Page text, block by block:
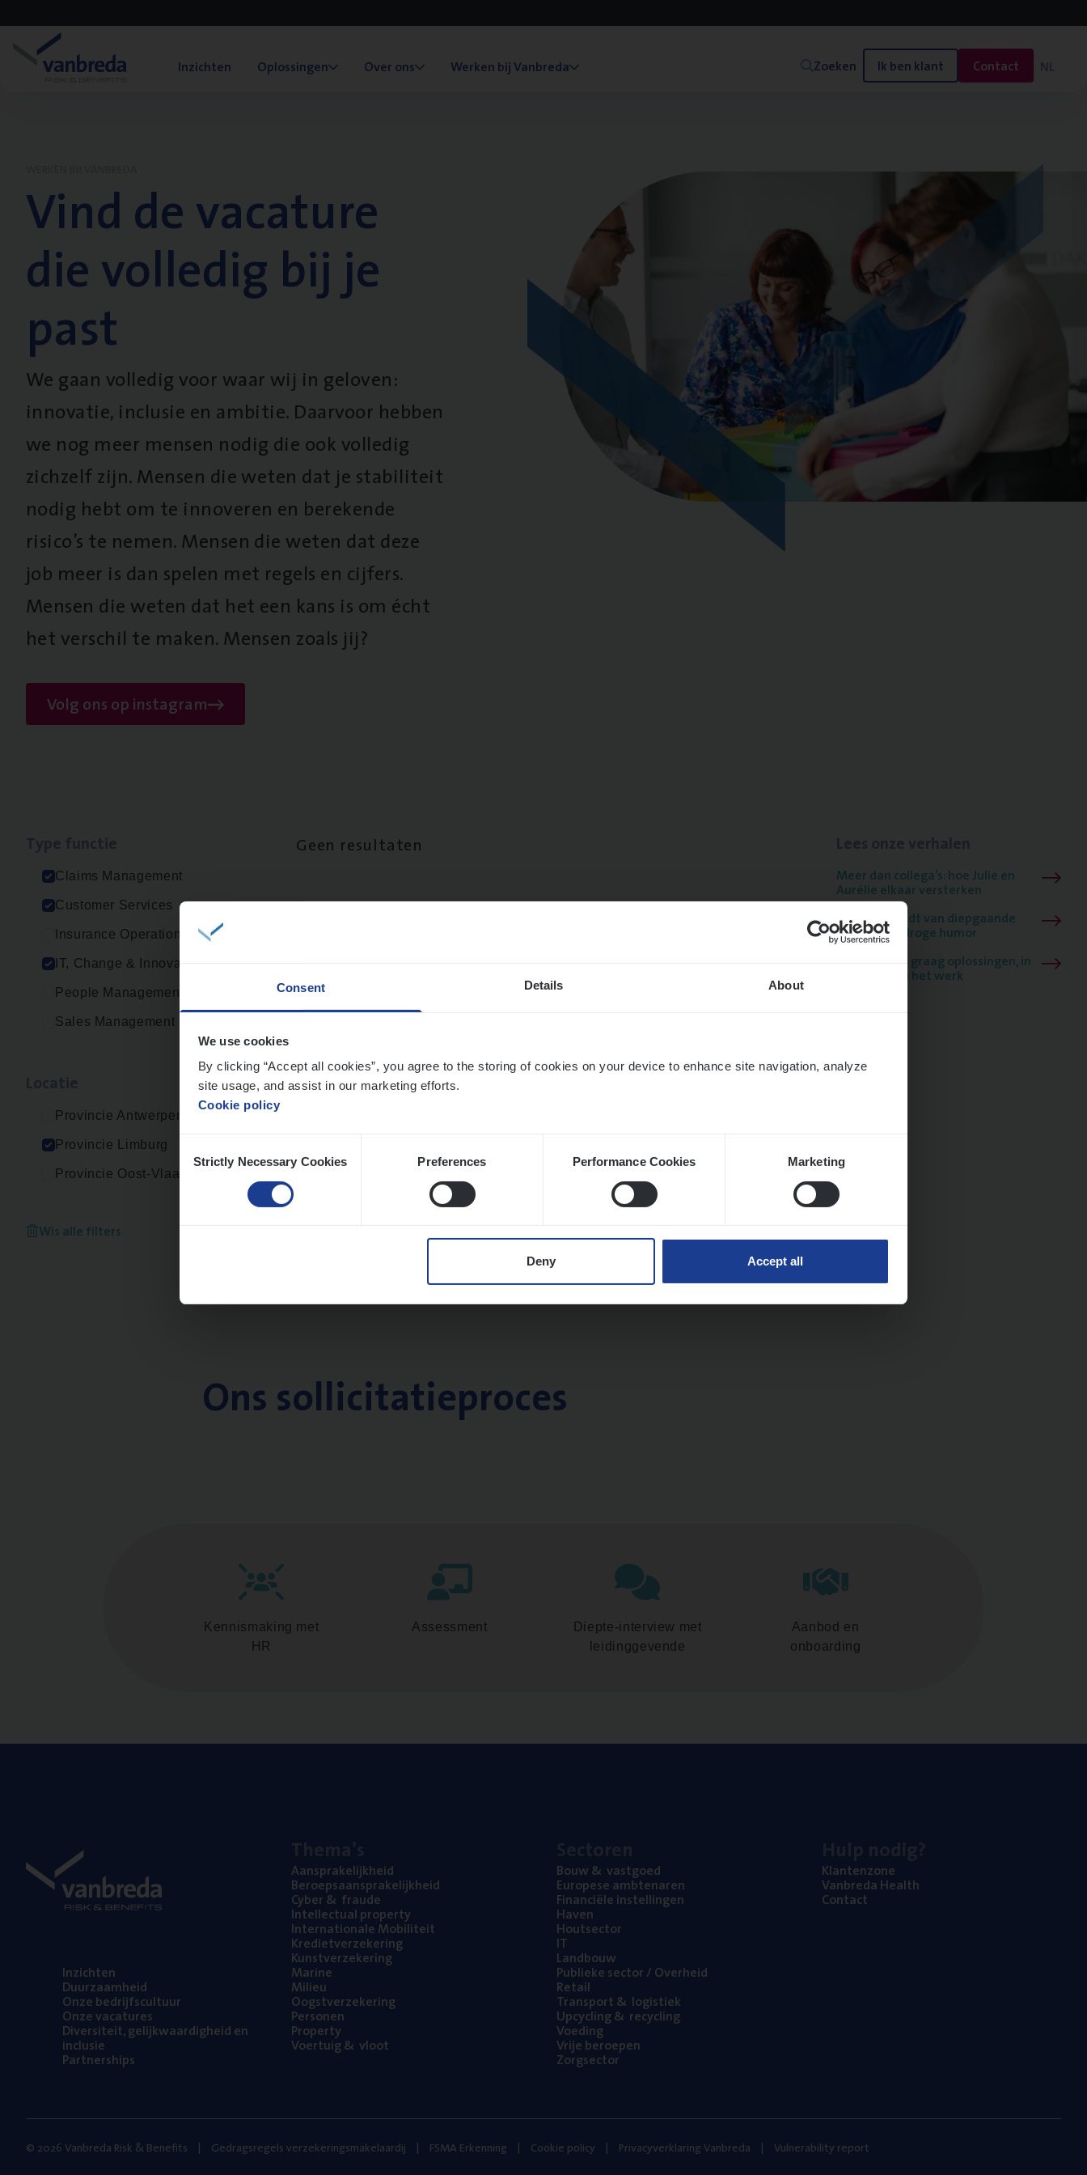
Consent Details About
We use cookies
By clicking “Accept all cookies”, you agree to the storing of cookies on your device to enhance site navigation, analyze
site usage, and assist in our marketing efforts.
Cookie policy
Selection
Strictly Necessary Cookies Preferences Performance Cookies Marketing
Deny Accept all
Inzichten Oplossingen Over ons Werken bij Vanbreda Zoeken Ik ben klant Contact NL
Vind de vacature
die volledig bij je
past
We gaan volledig voor waar wij in geloven:
innovatie, inclusie en ambitie. Daarvoor hebben
we nog meer mensen nodig die ook volledig
zichzelf zijn. Mensen die weten dat je stabiliteit
nodig hebt om te innoveren en berekende
risico’s te nemen. Mensen die weten dat deze
job meer is dan spelen met regels en cijfers.
Mensen die weten dat het een kans is om écht
het verschil te maken. Mensen zoals jij?
Volg ons op instagram
Claims Management
Customer Services
Insurance Operations
IT, Change & Innovation
People Management
Sales Management
Provincie Antwerpen
Provincie Limburg
Provincie Oost-Vlaanderen
Wis alle filters
Geen resultaten
Meer dan collega’s: hoe Julie en
Aurélie elkaar versterken
Mathias houdt van diepgaande
dossiers én droge humor
Thalia zoekt graag oplossingen, in
games én op het werk
Ons sollicitatieproces
Kennismaking met
HR
Assessment
Diepte-interview met
leidinggevende
Aanbod en
onboarding
Inzich­ten
Duur­zaam­heid
Onze bedrijfs­cul­tuur
Onze vaca­tu­res
Diver­si­teit, gelijk­waar­dig­heid en
inclusie
Part­ner­ships
Aan­spra­ke­lijk­heid
Beroeps­aan­spra­ke­lijk­heid
Cyber& fraude
Intel­lec­tu­al property
Inter­na­ti­o­na­le Mobiliteit
Kre­diet­ver­ze­ke­ring
Kunst­ver­ze­ke­ring
Mari­ne
Mili­eu
Oogst­ver­ze­ke­ring
Per­so­nen
Pro­per­ty
Voer­tuig& vloot
Bouw& vastgoed
Euro­pe­se ambtenaren
Finan­ci­ë­le instellingen
Haven
Hout­sec­tor
IT
Land­bouw
Publie­ke sec­tor / Overheid
Retail
Trans­port& logistiek
Upcy­cling& recycling
Voe­ding
Vrije beroe­pen
Zorg­sec­tor
Klan­ten­zo­ne
Van­b­re­da Health
Con­tact
© 2026 Vanbreda Risk & Benefits Gedragsregels verzekeringsmakelaardij FSMA Erkenning Cookie policy Privacyverklaring Vanbreda Vulnerability report